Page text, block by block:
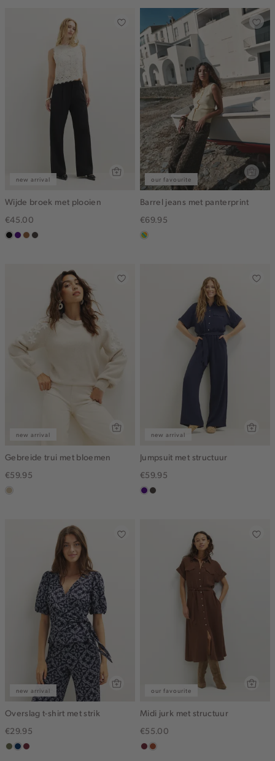
white
new arrival
Wijde broek met plooien
€45.00
zwart
indigo
deepmocca
choco
our favourite
Barrel jeans met panterprint
€69.95
meerkleurig
new arrival
Gebreide trui met bloemen
€59.95
lichtzand
new arrival
Jumpsuit met structuur
€59.95
indigochoco
new arrival
Overslag t-shirt met strik
€29.95
groen,
donkerblauw
brique
our favourite
Midi jurk met structuur
€55.00
bordeaux
bruin